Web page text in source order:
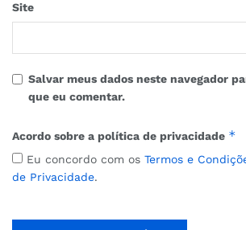
Site
Salvar meus dados neste navegador
que eu comentar.
Acordo sobre a política de privacidade *
Eu concordo com os Termos e
de Privacidade.